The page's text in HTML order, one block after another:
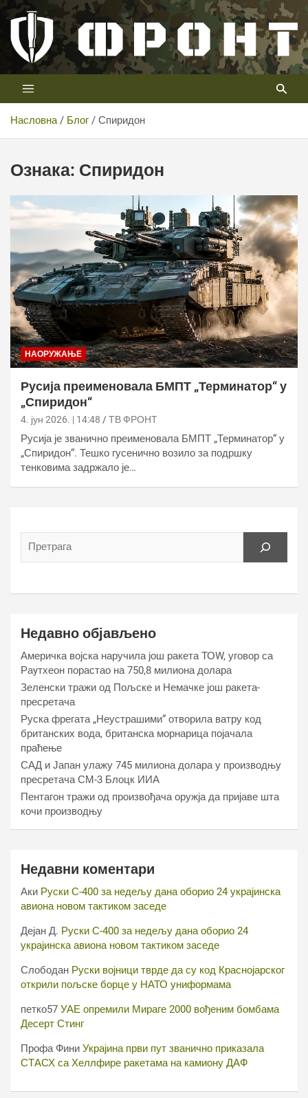
Скип
цонтент
Телевизија ФРОНТ
Први војни канал у Србији
Насловна Блог Спиридон
Ознака: Спиридон
НАОРУЖАЊЕ
Русија преименовала БМПТ „Терминатор“ у
„Спиридон“
4. јун 2026. | 14:48 ТВ ФРОНТ
Русија је званично преименовала БМПТ „Терминатор“ у
„Спиридон“. Тешко гусенично возило за подршку
тенковима задржало је…
Недавно објављено
Америчка војска наручила још ракета ТОW, уговор са
Раyтхеон порастао на 750,8 милиона долара
Зеленски тражи од Пољске и Немачке још ракета-
пресретача
Руска фрегата „Неустрашими“ отворила ватру код
британских вода, британска морнарица појачала
праћење
САД и Јапан улажу 745 милиона долара у производњу
пресретача СМ-3 Блоцк ИИА
Пентагон тражи од произвођача оружја да пријаве шта
кочи производњу
Недавни коментари
Аки Руски С-400 за недељу дана оборио 24 украјинска
авиона новом тактиком заседе
Дејан Д. Руски С-400 за недељу дана оборио 24
украјинска авиона новом тактиком заседе
Слободан Руски војници тврде да су код Краснојарског
открили пољске борце у НАТО униформама
петко57 УАЕ опремили Мираге 2000 вођеним бомбама
Десерт Стинг
Профа Фини Украјина први пут званично приказала
СТАСХ са Хеллфире ракетама на камиону ДАФ